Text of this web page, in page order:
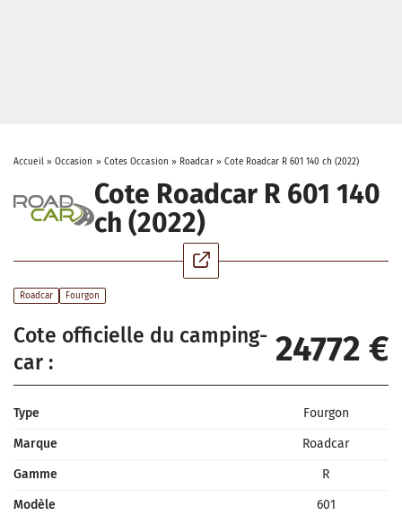
Accueil» Occasion » Cotes Occasion » Roadcar» Cote Roadcar R 601 140 ch (2022)
Cote Roadcar R 601 140
ch (2022)
Roadcar Fourgon
Cote officielle du camping-
car :
24772 €
Type
Fourgon
Marque
Roadcar
Gamme
R
Modèle
601